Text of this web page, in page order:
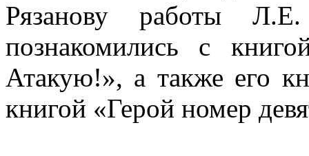
Рязанову работы
познакомились с
Атакую!», а также его
книгой «Герой номер